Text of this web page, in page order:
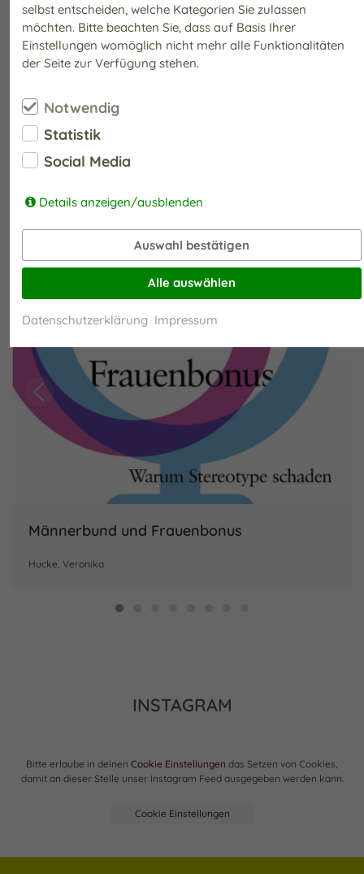
Weitere Informationen
Alle Neuigkeiten anzeigen
MEDIENTIPPS
Männerbund und Frauenbonus
Hucke, Veronika
INSTAGRAM
Bitte erlaube in deinen Cookie Einstellungen das Setzen von Cookies,
damit an dieser Stelle unser Instagram Feed ausgegeben werden kann.
Cookie Einstellungen
selbst entscheiden, welche Kategorien Sie zulassen
möchten. Bitte beachten Sie, dass auf Basis Ihrer
Einstellungen womöglich nicht mehr alle Funktionalitäten
der Seite zur Verfügung stehen.
Notwendig
Statistik
Social Media
Details anzeigen/ausblenden
Auswahl bestätigen
Alle auswählen
Datenschutzerklärung Impressum